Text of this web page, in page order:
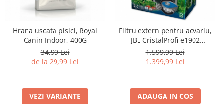
Hrana uscata pisici, Royal
Canin Indoor, 400G
34,99 Lei
de la 29,99 Lei
VEZI VARIANTE
Filtru extern pentru acvariu,
JBL CristalProfi e1902
greenline, 200 - 800 L
1.599,99 Lei
1.399,99 Lei
ADAUGA IN COS